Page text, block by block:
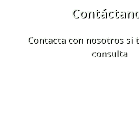
Contacta con nosotros si
consulta